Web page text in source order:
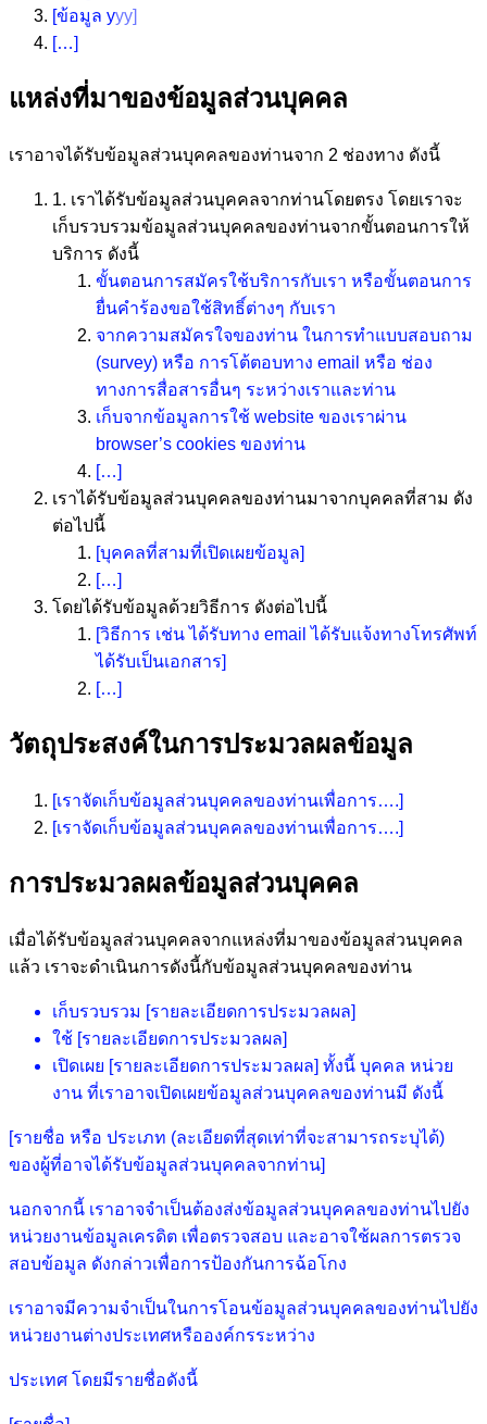
[ข้อมูล yyy]
[…]
แหล่งที่มาของข้อมูลส่วนบุคคล
เราอาจได้รับข้อมูลส่วนบุคคลของท่านจาก 2 ช่องทาง ดังนี้
1. เราได้รับข้อมูลส่วนบุคคลจากท่านโดยตรง โดยเราจะ
เก็บรวบรวมข้อมูลส่วนบุคคลของท่านจากขั้นตอนการให้
บริการ ดังนี้
ขั้นตอนการสมัครใช้บริการกับเรา หรือขั้นตอนการ
ยื่นคำร้องขอใช้สิทธิ์ต่างๆ กับเรา
จากความสมัครใจของท่าน ในการทำแบบสอบถาม
(survey) หรือ การโต้ตอบทาง email หรือ ช่อง
ทางการสื่อสารอื่นๆ ระหว่างเราและท่าน
เก็บจากข้อมูลการใช้ website ของเราผ่าน
browser’s cookies ของท่าน
[…]
เราได้รับข้อมูลส่วนบุคคลของท่านมาจากบุคคลที่สาม ดัง
ต่อไปนี้
[บุคคลที่สามที่เปิดเผยข้อมูล]
[…]
โดยได้รับข้อมูลด้วยวิธีการ ดังต่อไปนี้
[วิธีการ เช่น ได้รับทาง email ได้รับแจ้งทางโทรศัพท์
ได้รับเป็นเอกสาร]
[…]
วัตถุประสงค์ในการประมวลผลข้อมูล
[เราจัดเก็บข้อมูลส่วนบุคคลของท่านเพื่อการ….]
[เราจัดเก็บข้อมูลส่วนบุคคลของท่านเพื่อการ….]
การประมวลผลข้อมูลส่วนบุคคล
เมื่อได้รับข้อมูลส่วนบุคคลจากแหล่งที่มาของข้อมูลส่วนบุคคล
แล้ว เราจะดำเนินการดังนี้กับข้อมูลส่วนบุคคลของท่าน
เก็บรวบรวม [รายละเอียดการประมวลผล]
ใช้ [รายละเอียดการประมวลผล]
เปิดเผย [รายละเอียดการประมวลผล] ทั้งนี้ บุคคล หน่วย
งาน ที่เราอาจเปิดเผยข้อมูลส่วนบุคคลของท่านมี ดังนี้
[รายชื่อ หรือ ประเภท (ละเอียดที่สุดเท่าที่จะสามารถระบุได้)
ของผู้ที่อาจได้รับข้อมูลส่วนบุคคลจากท่าน]
นอกจากนี้ เราอาจจำเป็นต้องส่งข้อมูลส่วนบุคคลของท่านไปยัง
หน่วยงานข้อมูลเครดิต เพื่อตรวจสอบ และอาจใช้ผลการตรวจ
สอบข้อมูล ดังกล่าวเพื่อการป้องกันการฉ้อโกง
เราอาจมีความจำเป็นในการโอนข้อมูลส่วนบุคคลของท่านไปยัง
หน่วยงานต่างประเทศหรือองค์กรระหว่าง
ประเทศ โดยมีรายชื่อดังนี้